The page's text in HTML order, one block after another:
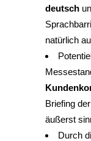
deutsch
natürlich
Briefing
äußerst
Durch